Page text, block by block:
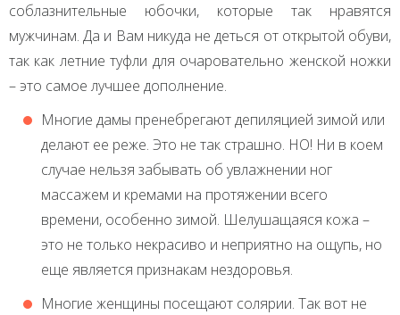
соблазнительные юбочки, которые так нравятся
мужчинам. Да и Вам никуда не деться от открытой обуви,
так как летние туфли для очаровательно женской ножки
– это самое лучшее дополнение.
Многие дамы пренебрегают депиляцией зимой или
делают ее реже. Это не так страшно. НО! Ни в коем
случае нельзя забывать об увлажнении ног
массажем и кремами на протяжении всего
времени, особенно зимой. Шелушащаяся кожа –
это не только некрасиво и неприятно на ощупь, но
еще является признакам нездоровья.
Многие женщины посещают солярии. Так вот не